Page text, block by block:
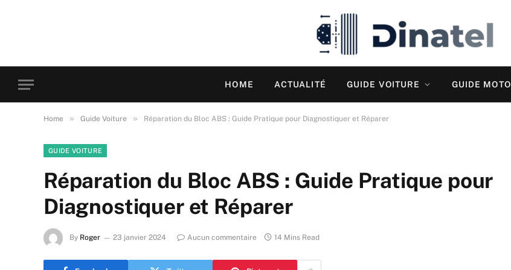
HOME ACTUALITÉ GUIDE VOITURE GUIDE MOTO
Home » Guide Voiture » Réparation du Bloc ABS : Guide Pratique pour Diagnostiquer et Réparer
GUIDE VOITURE
Réparation du Bloc ABS : Guide Pratique pour
Diagnostiquer et Réparer
By Roger 23 janvier 2024 Aucun commentaire 14 Mins Read